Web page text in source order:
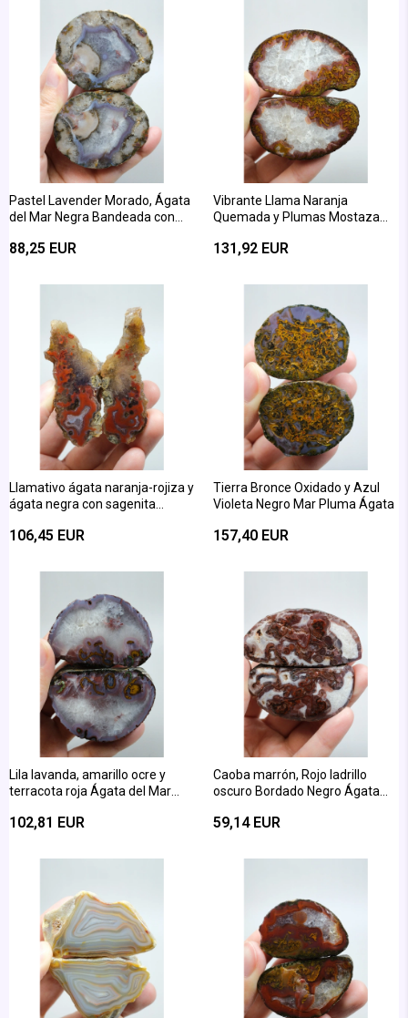
Pastel Lavender Morado, Ágata
del Mar Negra Bandeada con
88,25 EUR
Vibrante Llama Naranja
Quemada y Plumas Mostaza
Negras
131,92 EUR
Llamativo ágata naranja-rojiza y
ágata negra con sagenita
106,45 EUR
Tierra Bronce Oxidado y Azul
Violeta Negro Mar Pluma Ágata
157,40 EUR
Lila lavanda, amarillo ocre y
terracota roja Ágata del Mar
102,81 EUR
Caoba marrón, Rojo ladrillo
oscuro Bordado Negro Ágata
59,14 EUR